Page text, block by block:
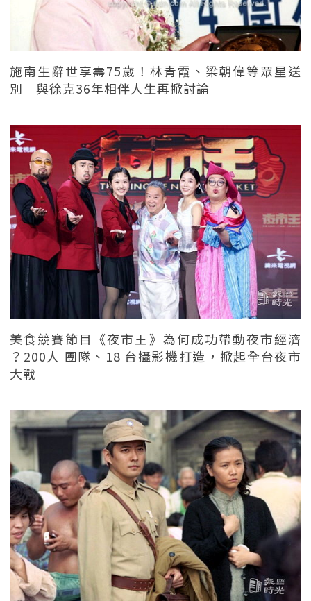
施南生辭世享壽75歲！林青霞、梁朝偉等眾星送
別 與徐克36年相伴人生再掀討論
美食競賽節目《夜市王》為何成功帶動夜市經濟
？200人 團隊、18 台攝影機打造，掀起全台夜市
大戰